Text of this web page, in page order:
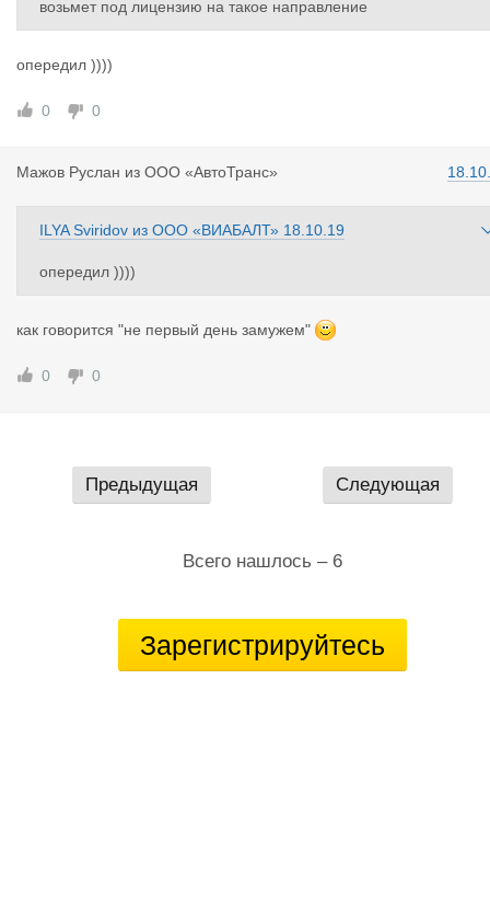
возьмет под лицензию на такое направление
опередил ))))
0 0
Мажов Руслан из ООО «АвтоТранс»
ILYA Sviridov из ООО «ВИАБАЛТ» 18.10.19
опередил ))))
как говорится "не первый день замужем"
0 0
Предыдущая Следующая
Всего нашлось – 6
Зарегистрируйтесь